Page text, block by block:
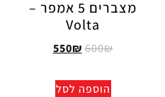
מצברים 5 אמפר –
Volta
600₪
550₪
הוספה לסל